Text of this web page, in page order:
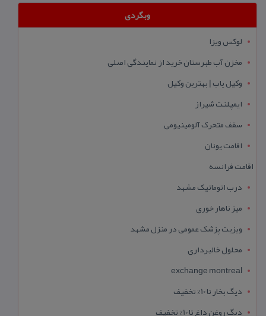
وبگردی
لوکس ویزا
مخزن آب طبرستان خرید از نمایندگی اصلی
وکیل یاب | بهترین وکیل
ایمپلنت شیراز
سقف متحرک آلومینیومی
اقامت یونان
اقامت فرانسه
درب اتوماتیک مشهد
میز ناهار خوری
ویزیت پزشک عمومی در منزل مشهد
محلول خالبرداری
exchange montreal
دیگ بخار تا 10% تخفیف
دیگ روغن داغ تا 10% تخفیف